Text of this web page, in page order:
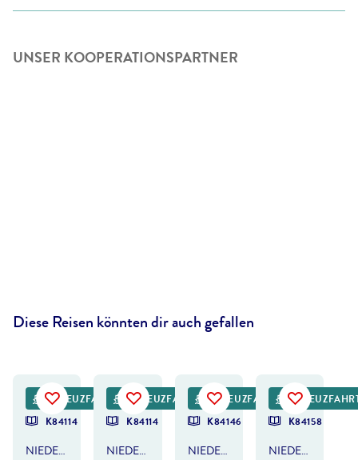
UNSER KOOPERATIONSPARTNER
Diese Reisen könnten dir auch gefallen
KREUZFAHRT
K84114
NIEDERLANDE - SÜDROUTE
FRÜHBUCHER-VORTEIL
KREUZFAHRT
K84114
NIEDERLANDE - SÜDROUTE
FRÜHBUCHER-VORTEIL
KREUZFAHRT
K84146
NIEDERLANDE - HANSEROUTE
K84158
NIEDERLANDE - MAAS